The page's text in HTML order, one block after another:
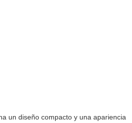
un diseño compacto y una apariencia